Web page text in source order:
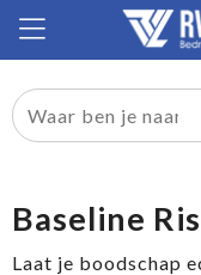
Tassen
Baseline
Laat je boodschap